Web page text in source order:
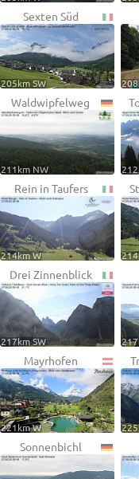
Sexten Süd
205km SW
Waldwipfelweg
211km NW
Rein in Taufers
214km W
Drei Zinnenblick
217km SW
Mayrhofen
221km W
Sonnenbichl